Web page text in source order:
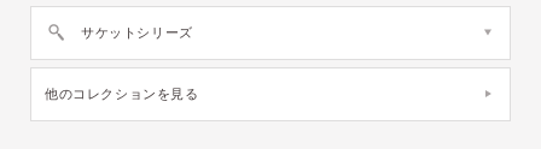
サケットシリーズ
他のコレクションを見る